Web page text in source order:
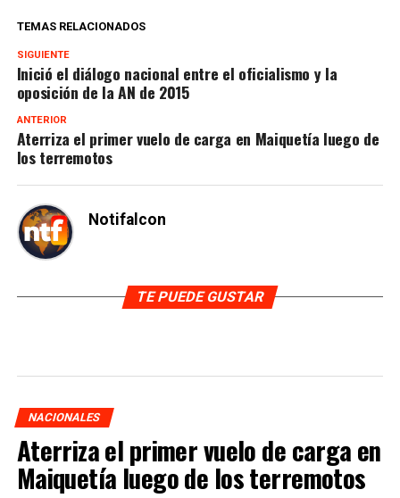
TEMAS RELACIONADOS
SIGUIENTE
Inició el diálogo nacional entre el oficialismo y la
oposición de la AN de 2015
ANTERIOR
Aterriza el primer vuelo de carga en Maiquetía luego de
los terremotos
Notifalcon
TE PUEDE GUSTAR
NACIONALES
Aterriza el primer vuelo de carga en
Maiquetía luego de los terremotos